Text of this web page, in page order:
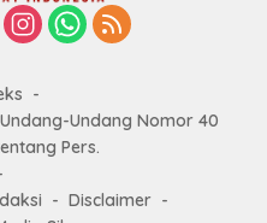
Undang Nomor 40
Pers.
Disclaimer